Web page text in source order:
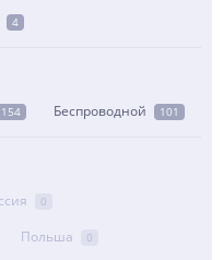
4
154 Беспроводной 101
0
Польша 0